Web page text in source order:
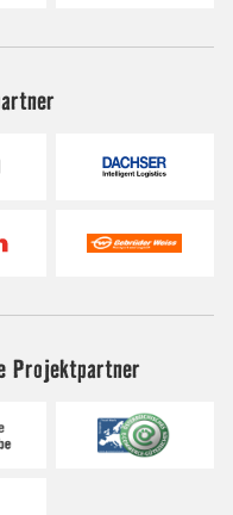
Projektpartner